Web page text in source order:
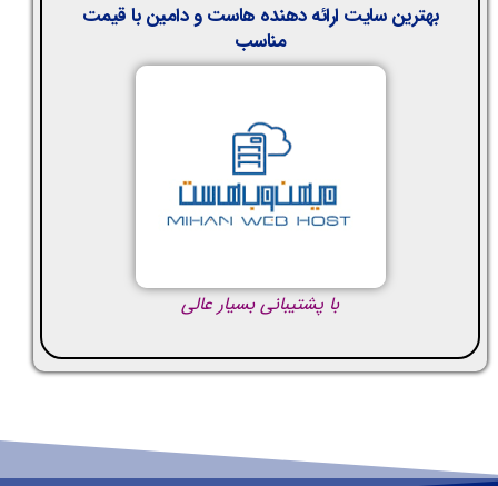
بهترین سایت ارائه دهنده هاست و دامین با قیمت
مناسب
با پشتیبانی بسیار عالی